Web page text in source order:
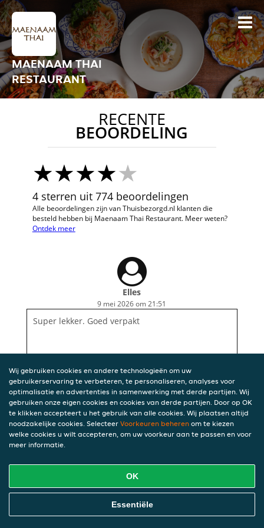
MAENAAM THAI
RESTAURANT
RECENTE
BEOORDELING
4 sterren uit 774 beoordelingen
Alle beoordelingen zijn van Thuisbezorgd.nl klanten die
besteld hebben bij Maenaam Thai Restaurant. Meer weten?
Ontdek meer
Elles
9 mei 2026 om 21:51
Super lekker. Goed verpakt
Wij gebruiken cookies en andere technologieën om uw
gebruikerservaring te verbeteren, te personaliseren, analyses voor
optimalisatie en advertenties in samenwerking met derde partijen. Wij
gebruiken onze eigen cookies en cookies van derde partijen. Door op OK
te klikken accepteert u het gebruik van alle cookies. Wij plaatsen altijd
noodzakelijke cookies. Selecteer Voorkeuren beheren om te kiezen
welke cookies u wilt accepteren, om uw voorkeur aan te passen en voor
meer informatie.
OK
Essentiële